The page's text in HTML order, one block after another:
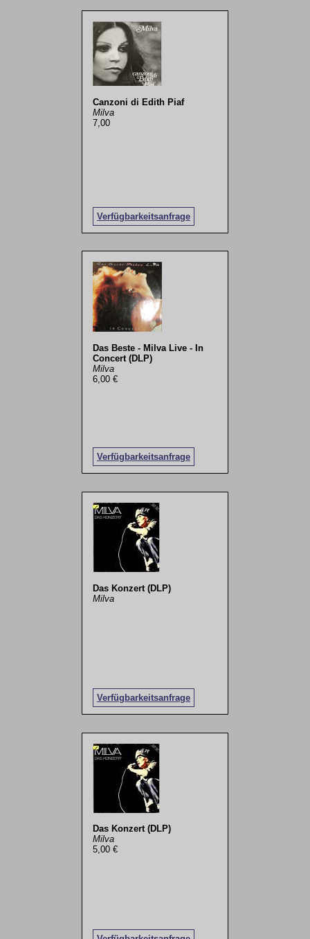
Canzoni di Edith Piaf
Milva
7,00
Verfügbarkeitsanfrage
Das Beste - Milva Live - In
Concert (DLP)
Milva
6,00 €
Verfügbarkeitsanfrage
Das Konzert (DLP)
Milva
Verfügbarkeitsanfrage
Das Konzert (DLP)
Milva
5,00 €